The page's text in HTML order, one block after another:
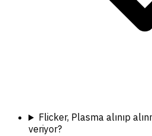
Flicker, Plasma alınıp
veriyor?